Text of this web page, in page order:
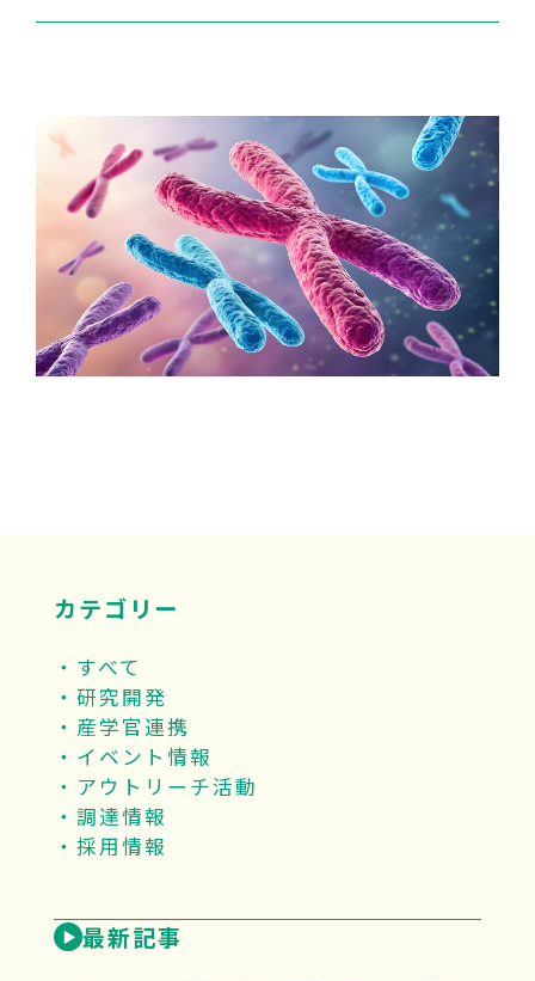
カテゴリー
すべて
研究開発
産学官連携
イベント情報
アウトリーチ活動
調達情報
採用情報
最新記事